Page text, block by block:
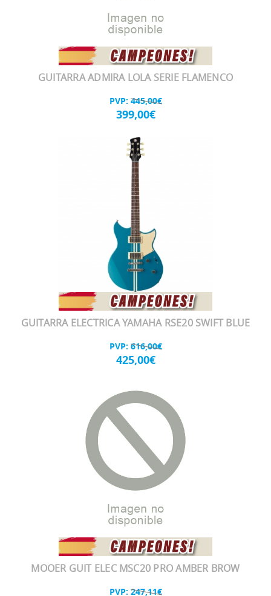
GUITARRA ADMIRA LOLA SERIE FLAMENCO
PVP: 445,00€
399,00€
GUITARRA ELECTRICA YAMAHA RSE20 SWIFT BLUE
PVP: 616,00€
425,00€
MOOER GUIT ELEC MSC20 PRO AMBER BROW
PVP: 247,11€